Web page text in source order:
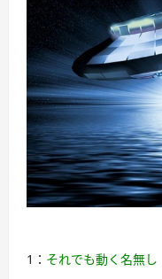
1： それでも動く名無し